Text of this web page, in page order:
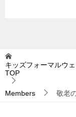
キッズフォーマルウ
TOP
Members 敬老